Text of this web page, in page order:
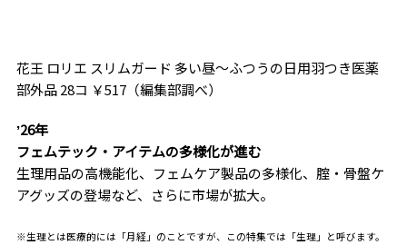
花王 ロリエ スリムガード 多い昼〜ふつうの日用羽つき医薬
部外品 28コ ￥517（編集部調べ）
ʼ26年
フェムテック・アイテムの多様化が進む
生理用品の高機能化、フェムケア製品の多様化、腟・骨盤ケ
アグッズの登場など、さらに市場が拡大。
※生理とは医療的には「月経」のことですが、この特集では「生理」と呼びます。